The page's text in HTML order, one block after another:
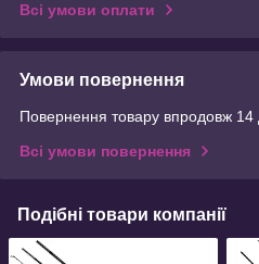
Всі умови оплати
Умови повернення
Повернення товару впродовж 14
Всі умови повернення
Подібні товари компанії